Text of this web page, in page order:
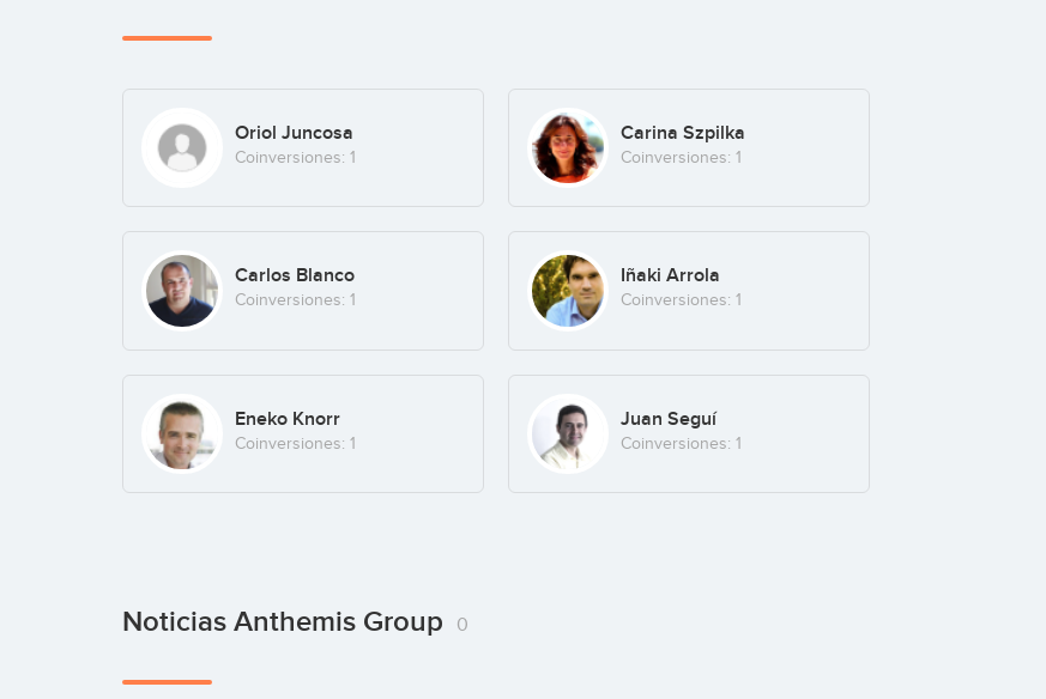
Oriol Juncosa
Coinversiones: 1
Carina Szpilka
Coinversiones: 1
Carlos Blanco
Coinversiones: 1
Iñaki Arrola
Coinversiones: 1
Eneko Knorr
Coinversiones: 1
Juan Seguí
Coinversiones: 1
Noticias Anthemis Group 0